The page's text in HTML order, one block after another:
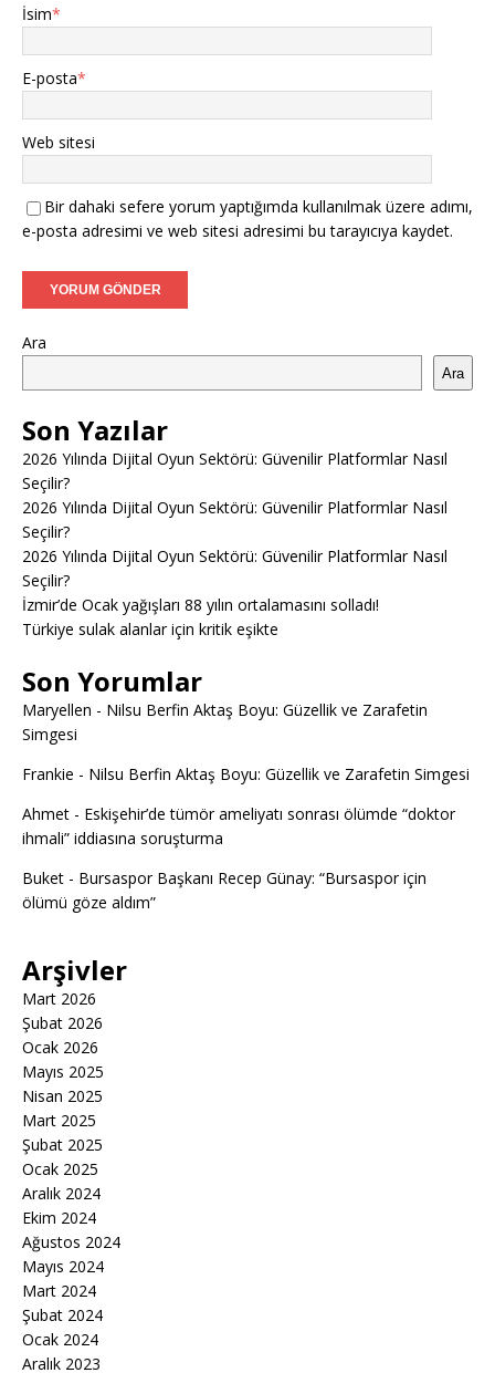
İsim*
E-posta*
Web sitesi
Bir dahaki sefere yorum yaptığımda kullanılmak üzere adımı,
e-posta adresimi ve web sitesi adresimi bu tarayıcıya kaydet.
Ara
Ara
Son Yazılar
2026 Yılında Dijital Oyun Sektörü: Güvenilir Platformlar Nasıl
Seçilir?
2026 Yılında Dijital Oyun Sektörü: Güvenilir Platformlar Nasıl
Seçilir?
2026 Yılında Dijital Oyun Sektörü: Güvenilir Platformlar Nasıl
Seçilir?
İzmir’de Ocak yağışları 88 yılın ortalamasını solladı!
Türkiye sulak alanlar için kritik eşikte
Son Yorumlar
Maryellen - Nilsu Berfin Aktaş Boyu: Güzellik ve Zarafetin
Simgesi
Frankie - Nilsu Berfin Aktaş Boyu: Güzellik ve Zarafetin Simgesi
Ahmet - Eskişehir’de tümör ameliyatı sonrası ölümde “doktor
ihmali” iddiasına soruşturma
Buket - Bursaspor Başkanı Recep Günay: “Bursaspor için
ölümü göze aldım”
Arşivler
Mart 2026
Şubat 2026
Ocak 2026
Mayıs 2025
Nisan 2025
Mart 2025
Şubat 2025
Ocak 2025
Aralık 2024
Ekim 2024
Ağustos 2024
Mayıs 2024
Mart 2024
Şubat 2024
Ocak 2024
Aralık 2023